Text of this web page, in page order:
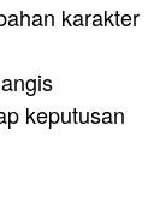
karakter
keputusan